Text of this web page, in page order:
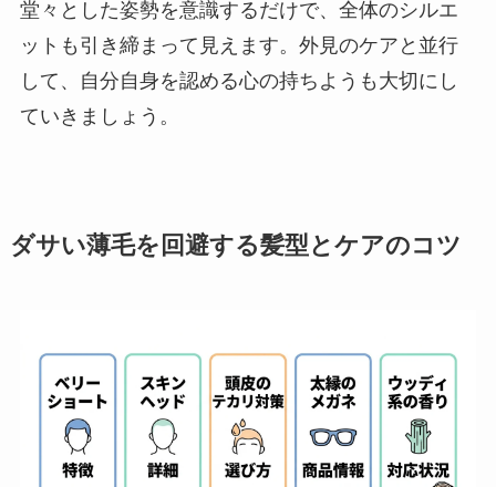
堂々とした姿勢を意識するだけで、全体のシルエ
ットも引き締まって見えます。外見のケアと並行
して、自分自身を認める心の持ちようも大切にし
ていきましょう。
ダサい薄毛を回避する髪型とケアのコツ